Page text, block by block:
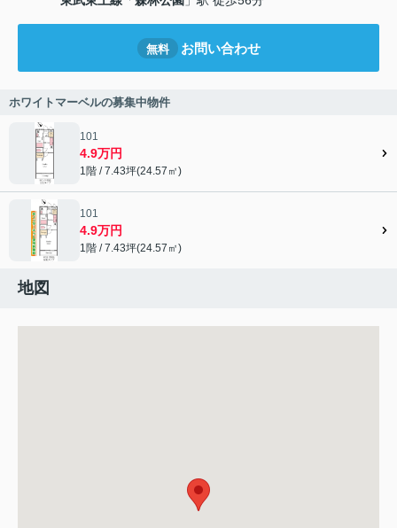
無料 お問い合わせ
ホワイトマーベルの募集中物件
101
4.9万円
1階 / 7.43坪(24.57㎡)
101
4.9万円
1階 / 7.43坪(24.57㎡)
地図